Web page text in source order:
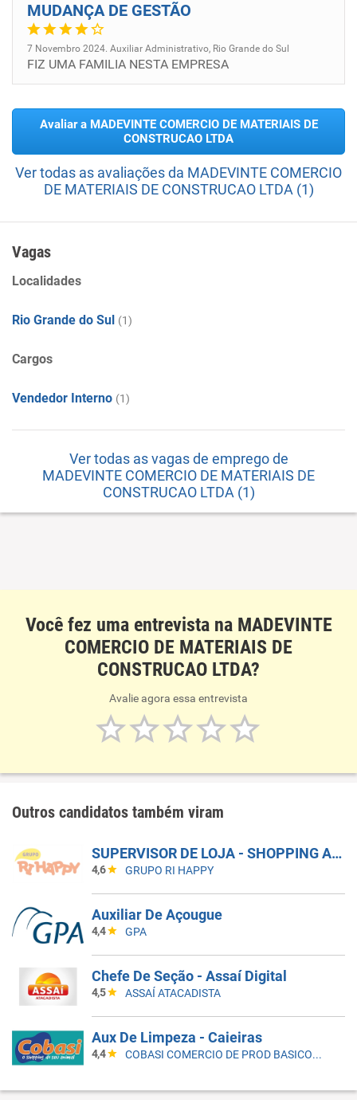
MUDANÇA DE GESTÃO
7 Novembro 2024. Auxiliar Administrativo, Rio Grande do Sul
FIZ UMA FAMILIA NESTA EMPRESA
Avaliar a MADEVINTE COMERCIO DE MATERIAIS DE
CONSTRUCAO LTDA
Ver todas as avaliações da MADEVINTE COMERCIO
DE MATERIAIS DE CONSTRUCAO LTDA (1)
Vagas
Localidades
Rio Grande do Sul (1)
Cargos
Vendedor Interno (1)
Ver todas as vagas de emprego de
MADEVINTE COMERCIO DE MATERIAIS DE
CONSTRUCAO LTDA (1)
Você fez uma entrevista na MADEVINTE
COMERCIO DE MATERIAIS DE
CONSTRUCAO LTDA?
Avalie agora essa entrevista
Outros candidatos também viram
SUPERVISOR DE LOJA - SHOPPING ARICANDUVA
4,6 GRUPO RI HAPPY
Auxiliar De Açougue
4,4 GPA
Chefe De Seção - Assaí Digital
4,5 ASSAÍ ATACADISTA
Aux De Limpeza - Caieiras
4,4 COBASI COMERCIO DE PROD BASICOS E INDUSTRIALIZADOS LTDA